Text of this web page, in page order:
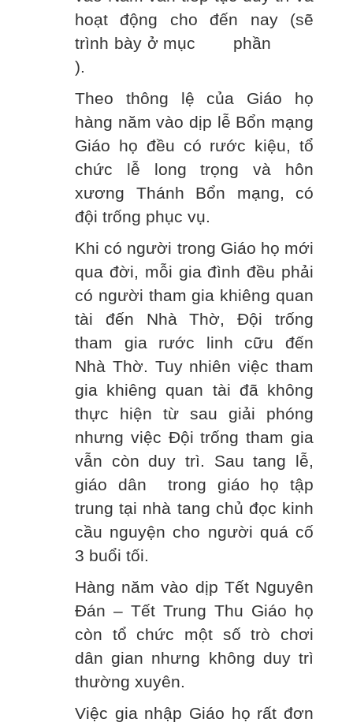
hoạt động cho đến nay (sẽ
trình bày ở mục phần
).
Theo thông lệ của Giáo họ
hàng năm vào dịp lễ Bổn mạng
Giáo họ đều có rước kiệu, tổ
chức lễ long trọng và hôn
xương Thánh Bổn mạng, có
đội trống phục vụ.
Khi có người trong Giáo họ mới
qua đời, mỗi gia đình đều phải
có người tham gia khiêng quan
tài đến Nhà Thờ, Đội trống
tham gia rước linh cữu đến
Nhà Thờ. Tuy nhiên việc tham
gia khiêng quan tài đã không
thực hiện từ sau giải phóng
nhưng việc Đội trống tham gia
vẫn còn duy trì. Sau tang lễ,
giáo dân trong giáo họ tập
trung tại nhà tang chủ đọc kinh
cầu nguyện cho người quá cố
3 buổi tối.
Hàng năm vào dịp Tết Nguyên
Đán – Tết Trung Thu Giáo họ
còn tổ chức một số trò chơi
dân gian nhưng không duy trì
thường xuyên.
Việc gia nhập Giáo họ rất đơn